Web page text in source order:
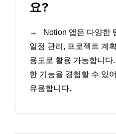
요?
→
Notion 앱은 다양한
일정 관리, 프로젝트 계
용도로 활용 가능합니다
한 기능을 경험할 수 있
유용합니다.